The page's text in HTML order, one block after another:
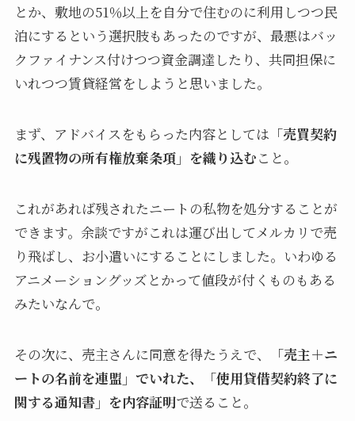
とか、敷地の51％以上を自分で住むのに利用しつつ民
泊にするという選択肢もあったのですが、最悪はバッ
クファイナンス付けつつ資金調達したり、共同担保に
いれつつ賃貸経営をしようと思いました。
まず、アドバイスをもらった内容としては 「売買契約
に残置物の所有権放棄条項」を織り込むこと。
これがあれば残されたニートの私物を処分することが
できます。余談ですがこれは運び出してメルカリで売
り飛ばし、お小遣いにすることにしました。いわゆる
アニメーショングッズとかって値段が付くものもある
みたいなんで。
その次に、売主さんに同意を得たうえで、
「売主＋ニ
ートの名前を連盟」でいれた、「使用貸借契約終了に
関する通知書」を内容証明で送ること。